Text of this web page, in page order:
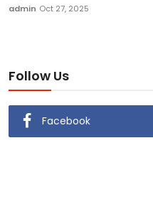
admin Oct 27, 2025
Follow Us
Facebook